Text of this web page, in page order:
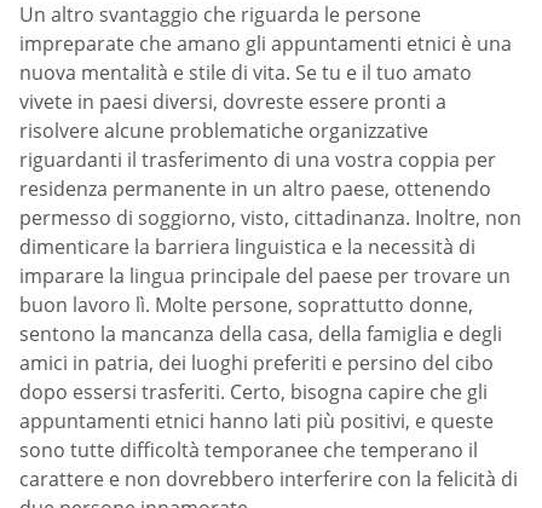
Un altro svantaggio che riguarda le persone
impreparate che amano gli appuntamenti etnici è una
nuova mentalità e stile di vita. Se tu e il tuo amato
vivete in paesi diversi, dovreste essere pronti a
risolvere alcune problematiche organizzative
riguardanti il trasferimento di una vostra coppia per
residenza permanente in un altro paese, ottenendo
permesso di soggiorno, visto, cittadinanza. Inoltre, non
dimenticare la barriera linguistica e la necessità di
imparare la lingua principale del paese per trovare un
buon lavoro lì. Molte persone, soprattutto donne,
sentono la mancanza della casa, della famiglia e degli
amici in patria, dei luoghi preferiti e persino del cibo
dopo essersi trasferiti. Certo, bisogna capire che gli
appuntamenti etnici hanno lati più positivi, e queste
sono tutte difficoltà temporanee che temperano il
carattere e non dovrebbero interferire con la felicità di